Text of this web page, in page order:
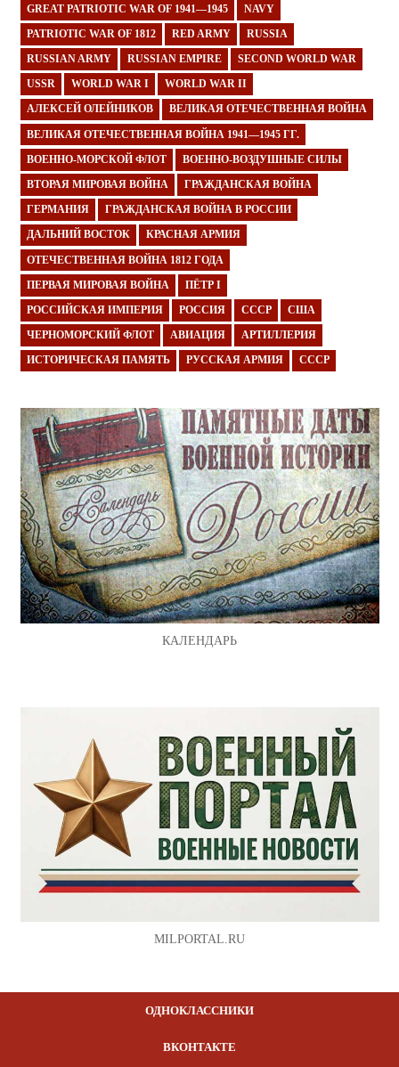
GREAT PATRIOTIC WAR OF 1941—1945 NAVY
PATRIOTIC WAR OF 1812 RED ARMY RUSSIA
RUSSIAN ARMY RUSSIAN EMPIRE SECOND WORLD WAR
USSR WORLD WAR I WORLD WAR II
АЛЕКСЕЙ ОЛЕЙНИКОВ ВЕЛИКАЯ ОТЕЧЕСТВЕННАЯ ВОЙНА
ВЕЛИКАЯ ОТЕЧЕСТВЕННАЯ ВОЙНА 1941—1945 ГГ.
ВОЕННО-МОРСКОЙ ФЛОТ ВОЕННО-ВОЗДУШНЫЕ СИЛЫ
ВТОРАЯ МИРОВАЯ ВОЙНА ГРАЖДАНСКАЯ ВОЙНА
ГЕРМАНИЯ ГРАЖДАНСКАЯ ВОЙНА В РОССИИ
ДАЛЬНИЙ ВОСТОК КРАСНАЯ АРМИЯ
ОТЕЧЕСТВЕННАЯ ВОЙНА 1812 ГОДА
ПЕРВАЯ МИРОВАЯ ВОЙНА ПЁТР I
РОССИЙСКАЯ ИМПЕРИЯ РОССИЯ СССР США
ЧЕРНОМОРСКИЙ ФЛОТ АВИАЦИЯ АРТИЛЛЕРИЯ
ИСТОРИЧЕСКАЯ ПАМЯТЬ РУССКАЯ АРМИЯ СССР
КАЛЕНДАРЬ
MILPORTAL.RU
ОДНОКЛАССНИКИ
ВКОНТАКТЕ